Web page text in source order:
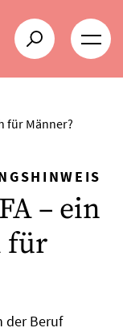
für Männer?
– ein
für
der Beruf